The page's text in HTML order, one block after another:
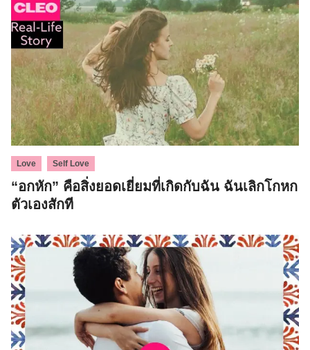
Love Self Love
“อกหัก” คือสิ่งยอดเยี่ยมที่เกิดกับฉัน ฉันเลิกโกหก
ตัวเองสักที